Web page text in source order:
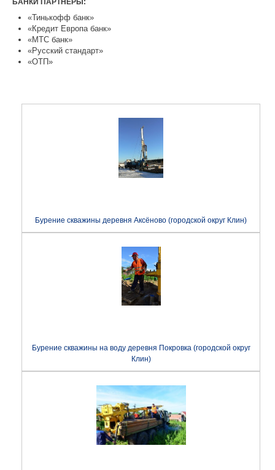
БАНКИ ПАРТНЕРЫ:
«Тинькофф банк»
«Кредит Европа банк»
«МТС банк»
«Русский стандарт»
«ОТП»
Бурение скважины деревня Аксёново (городской округ Клин)
Бурение скважины на воду деревня Покровка (городской округ
Клин)